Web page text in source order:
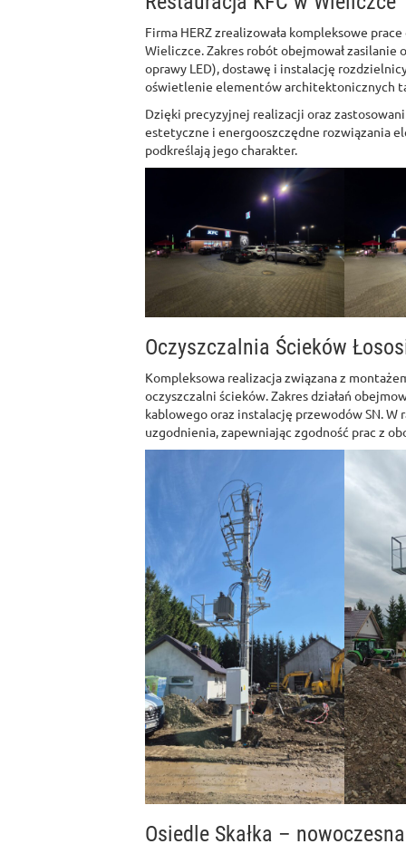
Firma HERZ zrealizowała kompleksowe
Wieliczce. Zakres robót obejmował
oprawy LED), dostawę i instalację
oświetlenie elementów architektonicznych
Dzięki precyzyjnej realizacji oraz
estetyczne i energooszczędne rozwiązania
podkreślają jego charakter.
Oczyszczalnia Ścieków
Kompleksowa realizacja związana z
oczyszczalni ścieków. Zakres działań
kablowego oraz instalację przewodów SN.
uzgodnienia, zapewniając zgodność prac z
Osiedle Skałka –